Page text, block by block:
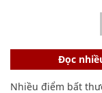
Đọc
Nhiều điểm bất